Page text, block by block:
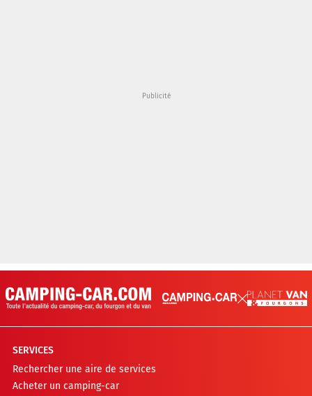
SERVICES
Rechercher une aire de services
Acheter un camping-car